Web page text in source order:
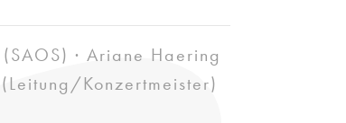
· Ariane Haering
Konzertmeister)